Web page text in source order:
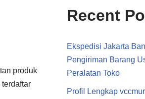
produk
Recent
Ekspedisi Jakarta
Pengiriman Barang
Peralatan Toko
Profil Lengkap